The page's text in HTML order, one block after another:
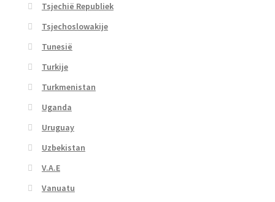
Tsjechië Republiek
Tsjechoslowakije
Tunesië
Turkije
Turkmenistan
Uganda
Uruguay
Uzbekistan
V.A.E
Vanuatu